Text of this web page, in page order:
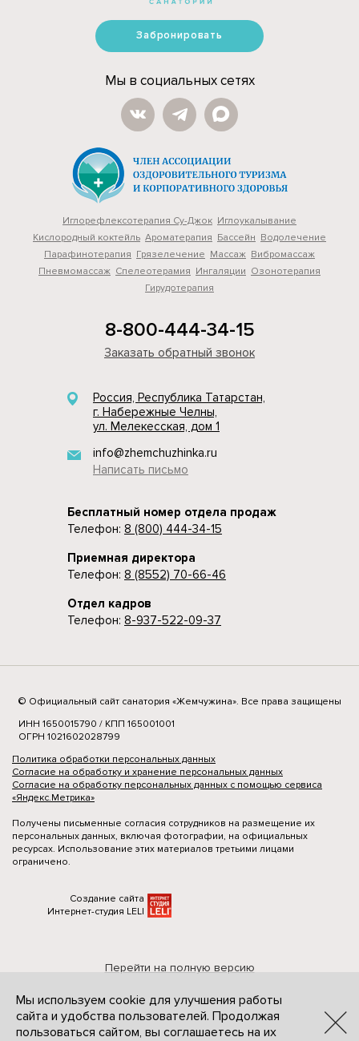
Забронировать
Мы в социальных сетях
Иглорефлексотерапия Су-Джок Иглоукалывание
Кислородный коктейль Ароматерапия Бассейн Водолечение
Парафинотерапия Грязелечение Массаж Вибромассаж
Пневмомассаж Cпелеотерамия Ингаляции Озонотерапия
Гирудотерапия
8-800-444-34-15
Заказать обратный звонок
Россия, Республика Татарстан,
г. Набережные Челны,
ул. Мелекесская, дом 1
info@zhemchuzhinka.ru
Написать письмо
Бесплатный номер отдела продаж
Телефон: 8 (800) 444-34-15
Приемная директора
Телефон: 8 (8552) 70-66-46
Отдел кадров
Телефон: 8-937-522-09-37
© Официальный сайт санатория «Жемчужина». Все права защищены
ИНН 1650015790 / КПП 165001001
ОГРН 1021602028799
Политика обработки персональных данных
Согласие на обработку и хранение персональных данных
Согласие на обработку персональных данных с помощью сервиса
«Яндекс.Метрика»
Получены письменные согласия сотрудников на размещение их
персональных данных, включая фотографии, на официальных
ресурсах. Использование этих материалов третьими лицами
ограничено.
Создание сайта
Интернет-студия LELI
Перейти на полную версию
Мы используем cookie для улучшения работы
сайта и удобства пользователей. Продолжая
пользоваться сайтом, вы соглашаетесь на их